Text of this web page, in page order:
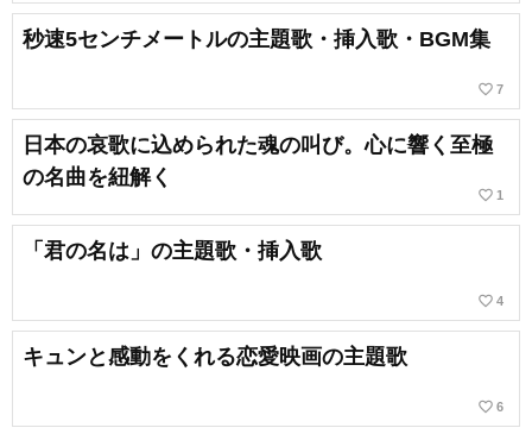
秒速5センチメートルの主題歌・挿入歌・BGM集
favorite_border 7
日本の哀歌に込められた魂の叫び。心に響く至極
の名曲を紐解く
favorite_border 1
「君の名は」の主題歌・挿入歌
favorite_border 4
キュンと感動をくれる恋愛映画の主題歌
favorite_border 6